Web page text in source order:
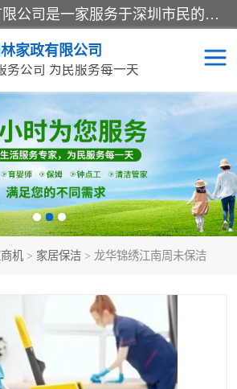
深圳市柏林家政有限公司是一家服务于深圳市民的专业家政公司。致力于为客户提供高质量、多维度的家庭服务，包括养老、母婴、月嫂育婴早教、康复理疗、家电清洗和保洁等方面的专业服务。
家政有限公司
务公司 为民服务每一天
机 > 家居保洁 > 龙华锦绣江南周未保洁
护工月嫂
家政服务